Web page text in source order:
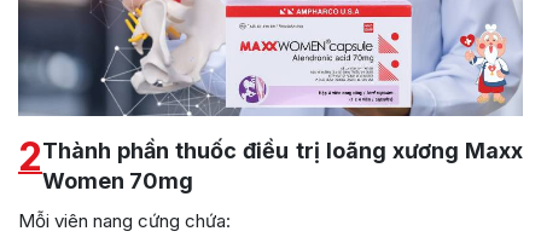
2Thành phần thuốc điều trị loãng xương Maxx
Women 70mg
Mỗi viên nang cứng chứa: